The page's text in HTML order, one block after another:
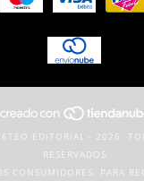
EDITORIAL - 2026.
RESERVADOS.
CONSUMIDORES. PARA